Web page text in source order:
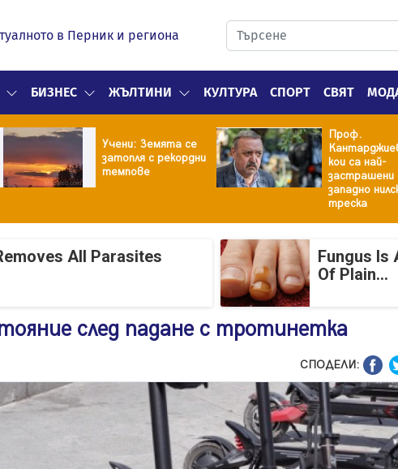
в Перник и региона
БИЗНЕС ЖЪЛТИНИ КУЛТУРА СПОРТ СВЯТ
Учени: Земята се
затопля с рекордни
темпове
Проф.
кои са най-
западно
треска
All Parasites
Fungus Is
Of Plain...
след падане с тротинетка
СПОДЕЛИ: